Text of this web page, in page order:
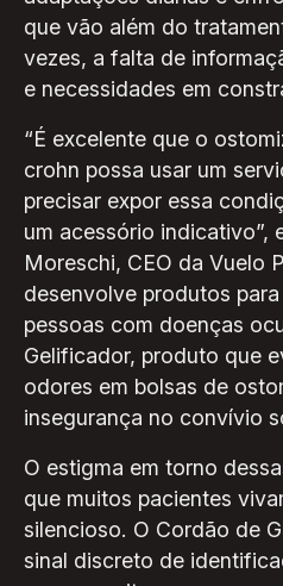
que vão além do
vezes, a falta de
e necessidades em
“É excelente que o
crohn possa usar um
precisar expor essa
um acessório indicativo”,
Moreschi, CEO da Vuelo
desenvolve produtos
pessoas com doenças
Gelificador, produto que
odores em bolsas de
insegurança no convívio
O estigma em torno
que muitos pacientes
silencioso. O Cordão de
sinal discreto de